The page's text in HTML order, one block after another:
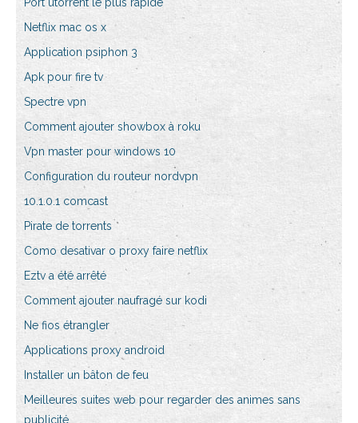
Netflix mac os x
Application psiphon 3
Apk pour fire tv
Spectre vpn
Comment ajouter showbox à roku
Vpn master pour windows 10
Configuration du routeur nordvpn
10.1.0.1 comcast
Pirate de torrents
Como desativar o proxy faire netflix
Eztv a été arrêté
Comment ajouter naufragé sur kodi
Ne fios étrangler
Applications proxy android
Installer un bâton de feu
Meilleures suites web pour regarder des animes sans
publicité